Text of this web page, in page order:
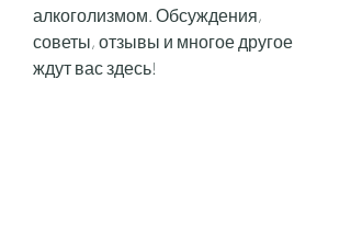
алкоголизмом. Обсуждения,
советы, отзывы и многое другое
ждут вас здесь!